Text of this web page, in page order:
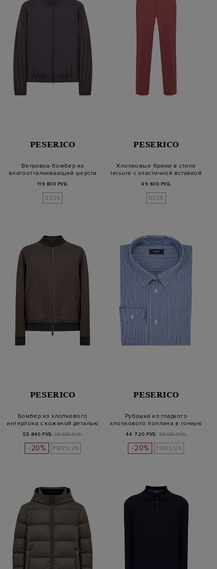
PESERICO
Ветровка-бомбер из
влагоотталкивающей шерсти
119 800 РУБ.
SS26
PESERICO
Хлопковые брюки в стиле
leisure с эластичной вставкой
49 800 РУБ.
SS26
PESERICO
Бомбер из хлопкового
интерлока с кожаной деталью
55 840 РУБ. 69 800 РУБ.
-20% FW25/26
PESERICO
Рубашка из гладкого
хлопкового поплина в тонкую
44 720 РУБ. 55 900 РУБ.
-20% FW25/26